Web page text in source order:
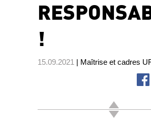
!
15.09.2021 | Maîtrise et cadres